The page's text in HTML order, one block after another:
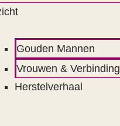
Gouden Mannen
Vrouwen & Verbinding
Herstelverhaal